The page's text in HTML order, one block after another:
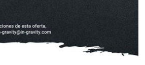
LEGAL POLÍTICA DE COOKIES